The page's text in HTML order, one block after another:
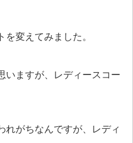
変えてみました。
いますが、レディースコー
れがちなんですが、レディ